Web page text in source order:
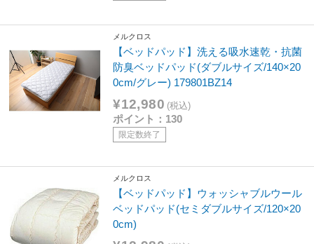
メルクロス
【ベッドパッド】洗える吸水速乾・抗菌
防臭ベッドパッド(ダブルサイズ/140×20
0cm/グレー) 179801BZ14
¥12,980 (税込)
ポイント：130
限定数終了
メルクロス
【ベッドパッド】ウォッシャブルウール
ベッドパッド(セミダブルサイズ/120×20
0cm)